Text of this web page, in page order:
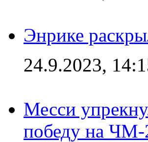
Энрике
24.9.2023,
Месси
победу на ЧМ-